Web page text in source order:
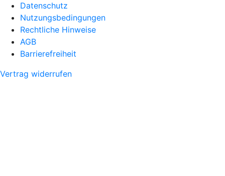
Datenschutz
Nutzungsbedingungen
Rechtliche Hinweise
AGB
Barrierefreiheit
Vertrag widerrufen